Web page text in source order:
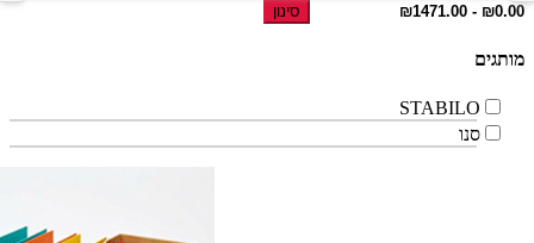
סינון
מותגים
STABILO
סנו